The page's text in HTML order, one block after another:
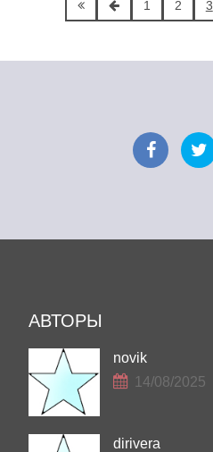
1 2 3
АВТОРЫ
novik
14/08/2025
dirivera